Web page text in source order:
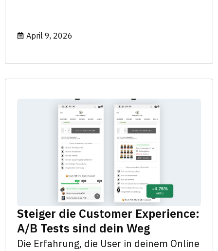
April 9, 2026
Steiger die Customer Experience:
A/B Tests sind dein Weg
Die Erfahrung, die User in deinem Online